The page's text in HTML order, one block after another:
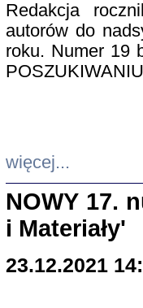
Redakcja
autorów do
roku. Numer 19
więcej...
NOWY 17.
i Materiały'
23.12.2021